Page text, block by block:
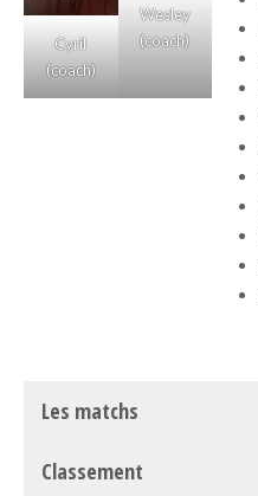
Cyril
(coach)
Wesley
(coach)
Les matchs
Classement